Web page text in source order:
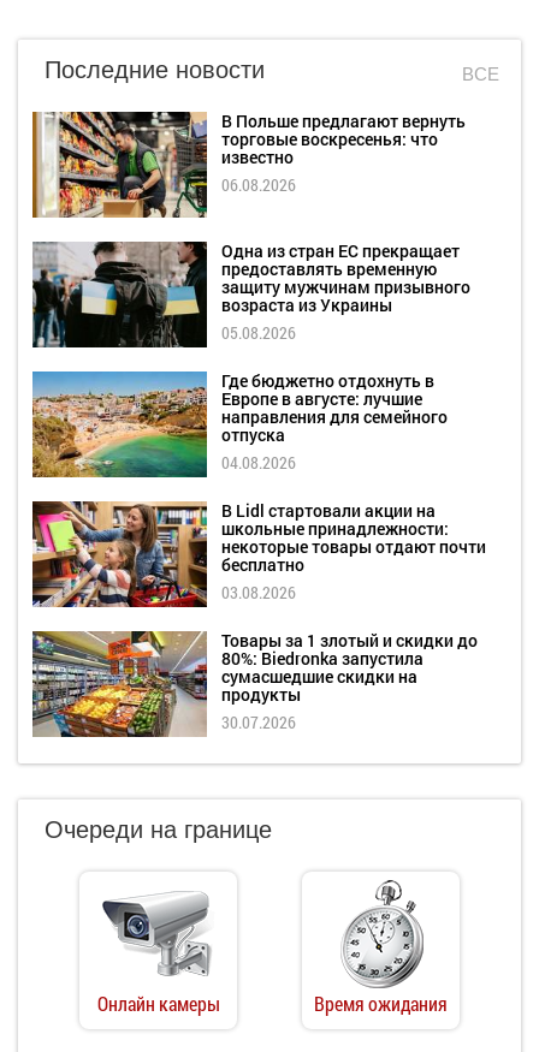
Последние новости ВСЕ
В Польше предлагают вернуть
торговые воскресенья: что
известно
06.08.2026
Одна из стран ЕС прекращает
предоставлять временную
защиту мужчинам призывного
возраста из Украины
05.08.2026
Где бюджетно отдохнуть в
Европе в августе: лучшие
направления для семейного
отпуска
04.08.2026
В Lidl стартовали акции на
школьные принадлежности:
некоторые товары отдают почти
бесплатно
03.08.2026
Товары за 1 злотый и скидки до
80%: Biedronka запустила
сумасшедшие скидки на
продукты
30.07.2026
Очереди на границе
Онлайн камеры Время ожидания